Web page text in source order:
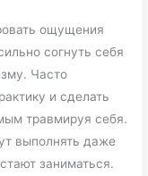
ощущения
согнуть себя
Часто
и сделать
травмируя себя.
выполнять даже
заниматься.